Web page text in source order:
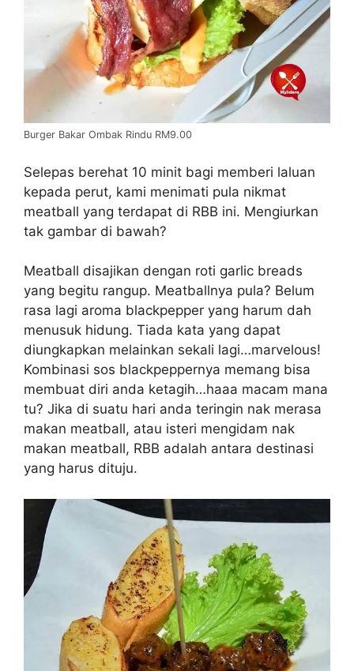
Burger Bakar Ombak Rindu RM9.00
Selepas berehat 10 minit bagi memberi laluan
kepada perut, kami menimati pula nikmat
meatball yang terdapat di RBB ini. Mengiurkan
tak gambar di bawah?
Meatball disajikan dengan roti garlic breads
yang begitu rangup. Meatballnya pula? Belum
rasa lagi aroma blackpepper yang harum dah
menusuk hidung. Tiada kata yang dapat
diungkapkan melainkan sekali lagi…marvelous!
Kombinasi sos blackpeppernya memang bisa
membuat diri anda ketagih…haaa macam mana
tu? Jika di suatu hari anda teringin nak merasa
makan meatball, atau isteri mengidam nak
makan meatball, RBB adalah antara destinasi
yang harus dituju.